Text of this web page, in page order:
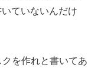
ていないんだけ
クを作れと書いてあ